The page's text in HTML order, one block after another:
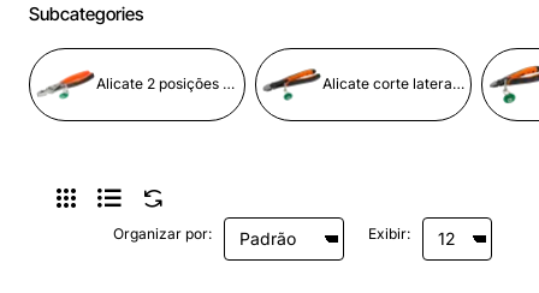
Subcategories
Alicate 2 posições equipado com anel de segurança. Pronto para trabalhos em altura Alicate corte lateral p/trab. pesado equip. c/anel segur. Pronto para trabalhos em altura
Organizar por: Exibir: